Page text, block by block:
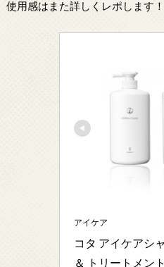
使用感はまた詳しくレポします！
アイケア
コタ アイケアシ
＆ トリートメン